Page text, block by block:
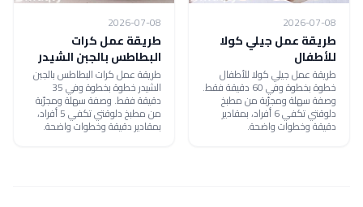
2026-07-08
طريقة عمل جيلي كولا
للأطفال
طريقة عمل جيلي كولا للأطفال
خطوة بخطوة وفي 60 دقيقة فقط.
وصفة سهلة ومجرّبة من مطبخ
دلوقتي تكفي 6 أفراد، بمقادير
دقيقة وخطوات واضحة.
2026-07-08
طريقة عمل كرات
البطاطس بالجبن الشيدر
طريقة عمل كرات البطاطس بالجبن
الشيدر خطوة بخطوة وفي 35
دقيقة فقط. وصفة سهلة ومجرّبة
من مطبخ دلوقتي تكفي 5 أفراد،
بمقادير دقيقة وخطوات واضحة.